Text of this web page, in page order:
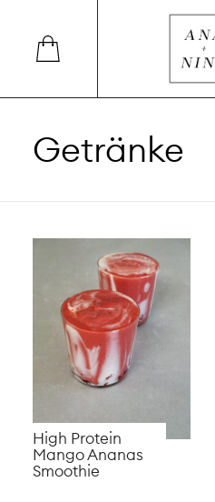
Getränke
High Protein
Mango Ananas
Smoothie